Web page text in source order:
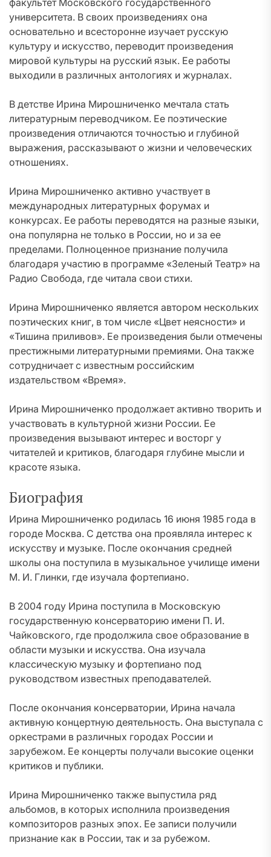
факультет Московского государственного
университета. В своих произведениях она
основательно и всесторонне изучает русскую
культуру и искусство, переводит произведения
мировой культуры на русский язык. Ее работы
выходили в различных антологиях и журналах.
В детстве Ирина Мирошниченко мечтала стать
литературным переводчиком. Ее поэтические
произведения отличаются точностью и глубиной
выражения, рассказывают о жизни и человеческих
отношениях.
Ирина Мирошниченко активно участвует в
международных литературных форумах и
конкурсах. Ее работы переводятся на разные языки,
она популярна не только в России, но и за ее
пределами. Полноценное признание получила
благодаря участию в программе «Зеленый Театр» на
Радио Свобода, где читала свои стихи.
Ирина Мирошниченко является автором нескольких
поэтических книг, в том числе «Цвет неясности» и
«Тишина приливов». Ее произведения были отмечены
престижными литературными премиями. Она также
сотрудничает с известным российским
издательством «Время».
Ирина Мирошниченко продолжает активно творить и
участвовать в культурной жизни России. Ее
произведения вызывают интерес и восторг у
читателей и критиков, благодаря глубине мысли и
красоте языка.
Биография
Ирина Мирошниченко родилась 16 июня 1985 года в
городе Москва. С детства она проявляла интерес к
искусству и музыке. После окончания средней
школы она поступила в музыкальное училище имени
М. И. Глинки, где изучала фортепиано.
В 2004 году Ирина поступила в Московскую
государственную консерваторию имени П. И.
Чайковского, где продолжила свое образование в
области музыки и искусства. Она изучала
классическую музыку и фортепиано под
руководством известных преподавателей.
После окончания консерватории, Ирина начала
активную концертную деятельность. Она выступала с
оркестрами в различных городах России и
зарубежом. Ее концерты получали высокие оценки
критиков и публики.
Ирина Мирошниченко также выпустила ряд
альбомов, в которых исполнила произведения
композиторов разных эпох. Ее записи получили
признание как в России, так и за рубежом.